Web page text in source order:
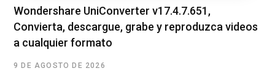
Wondershare UniConverter v17.4.7.651,
Convierta, descargue, grabe y reproduzca videos
a cualquier formato
9 DE AGOSTO DE 2026